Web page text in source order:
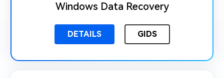
Windows Data Recovery
DETAILS GIDS